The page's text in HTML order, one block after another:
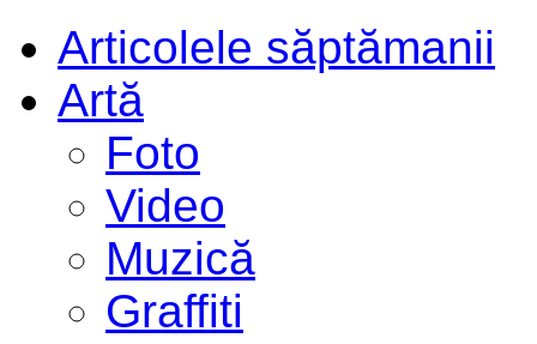
Articolele săptămanii
Artă
Foto
Video
Muzică
Graffiti